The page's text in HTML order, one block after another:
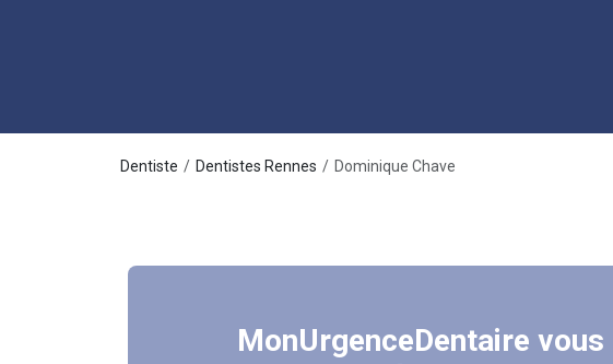
Dentiste Dentistes Rennes Dominique Chave
MonUrgenceDentaire vous